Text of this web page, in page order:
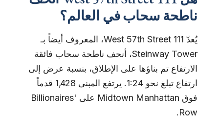
ناطحة سحاب في العالم؟
يُعدّ 111 West 57th Street، المعروف أيضاً بـ
Steinway Tower، أنحف ناطحة سحاب فائقة
الارتفاع تم بناؤها على الإطلاق، بنسبة عرض إلى
ارتفاع تبلغ نحو 1:24. يرتفع المبنى 1,428 قدماً
فوق Midtown Manhattan على Billionaires'
Row.